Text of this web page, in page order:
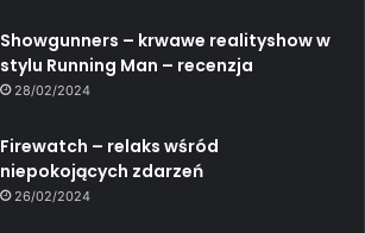
Showgunners – krwawe realityshow w
stylu Running Man – recenzja
28/02/2024
Firewatch – relaks wśród
niepokojących zdarzeń
26/02/2024